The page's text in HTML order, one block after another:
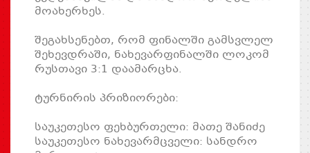
მოახერხეს.
შეგახსენებთ, რომ ფინალში გამსვლელ
შეხევდრაში, ნახევარფინალში ლოკომ
რუსთავი 3:1 დაამარცხა.
ტურნირის პრიზიორები:
საუკეთესო ფეხბურთელი: მათე შანიძე
საუკეთესო ნახევარმცველი: სანდრო